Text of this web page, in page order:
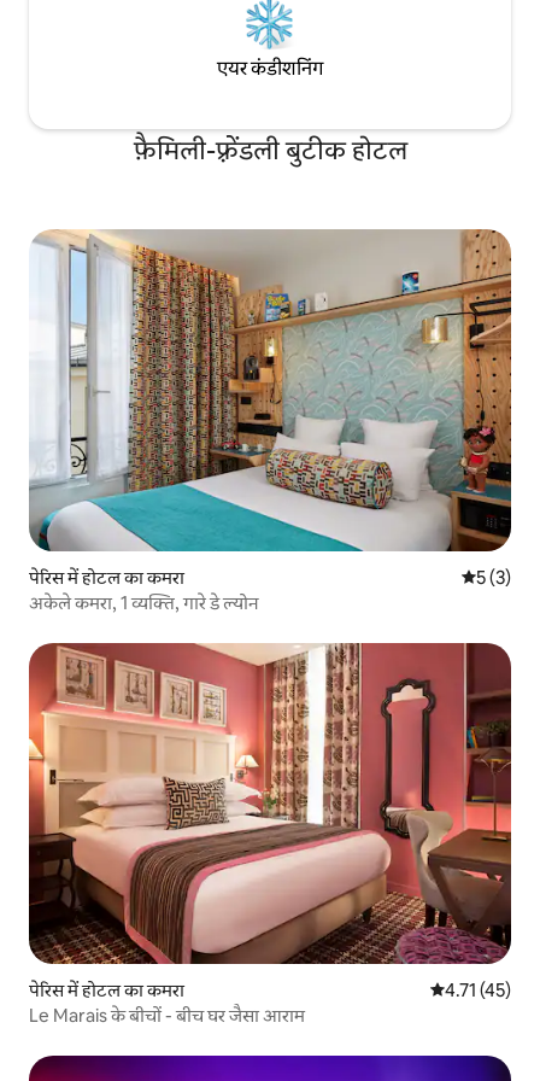
एयर कंडीशनिंग
फ़ैमिली-फ़्रेंडली बुटीक होटल
पेरिस में होटल का कमरा औसत रेटिंग
5 (3)
अकेले कमरा, 1 व्यक्ति, गारे डे ल्‍योन
पेरिस में होटल का कमरा औसत रेटिंग 5 में
4.71 (45)
Le Marais के बीचों - बीच घर जैसा आराम